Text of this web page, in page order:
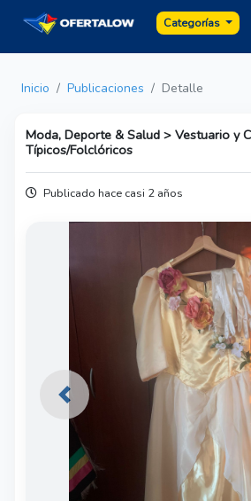
Categorías
Inicio Publicaciones Detalle
Moda, Deporte & Salud > Vestuario y
Típicos/Folclóricos
Publicado hace casi 2 años
Previous